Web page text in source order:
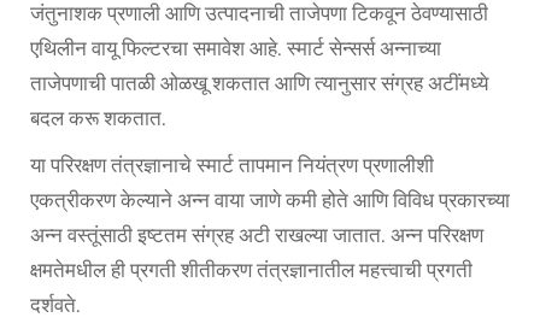
जंतुनाशक प्रणाली आणि उत्पादनाची ताजेपणा टिकवून ठेवण्यासाठी
एथिलीन वायू फिल्टरचा समावेश आहे. स्मार्ट सेन्सर्स अन्नाच्या
ताजेपणाची पातळी ओळखू शकतात आणि त्यानुसार संग्रह अटींमध्ये
बदल करू शकतात.
या परिरक्षण तंत्रज्ञानाचे स्मार्ट तापमान नियंत्रण प्रणालीशी
एकत्रीकरण केल्याने अन्न वाया जाणे कमी होते आणि विविध प्रकारच्या
अन्न वस्तूंसाठी इष्टतम संग्रह अटी राखल्या जातात. अन्न परिरक्षण
क्षमतेमधील ही प्रगती शीतीकरण तंत्रज्ञानातील महत्त्वाची प्रगती
दर्शवते.